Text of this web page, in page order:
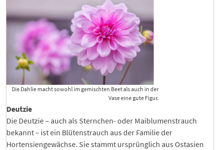
Die Dahlie macht sowohl im gemischten Beet als auch in der
Vase eine gute Figur.
Deutzie
Die Deutzie – auch als Sternchen- oder Maiblumenstrauch
bekannt – ist ein Blütenstrauch aus der Familie der
Hortensiengewächse. Sie stammt ursprünglich aus Ostasien